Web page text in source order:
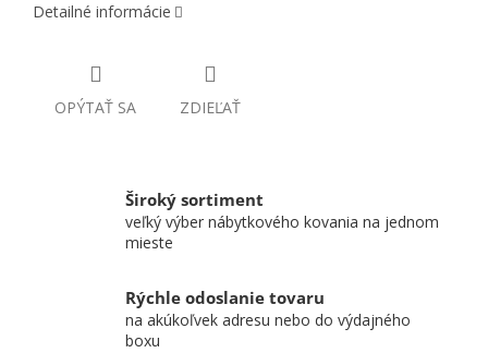
Detailné informácie
OPÝTAŤ SA ZDIEĽAŤ
Široký sortiment
veľký výber nábytkového kovania na jednom
mieste
Rýchle odoslanie tovaru
na akúkoľvek adresu nebo do výdajného
boxu